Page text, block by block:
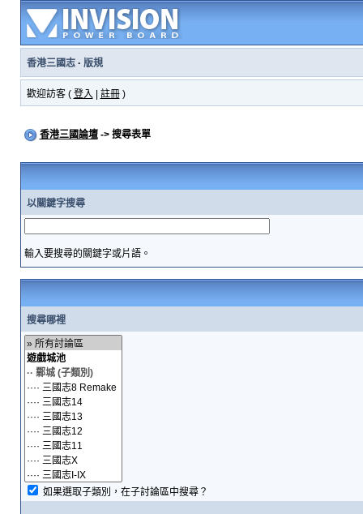
香港三國志· 版規
歡迎訪客 ( 登入 註冊)
香港三國論壇-> 搜尋表單
以關鍵字搜尋
輸入要搜尋的關鍵字或片語。
搜尋哪裡
如果選取子類別，在子討論區中搜尋？